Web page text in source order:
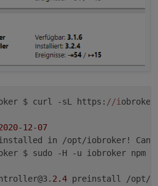
$ curl -sL https: //i
-12-07
in /opt/iobroker!
$ sudo -H -u
2.4 preinstall /